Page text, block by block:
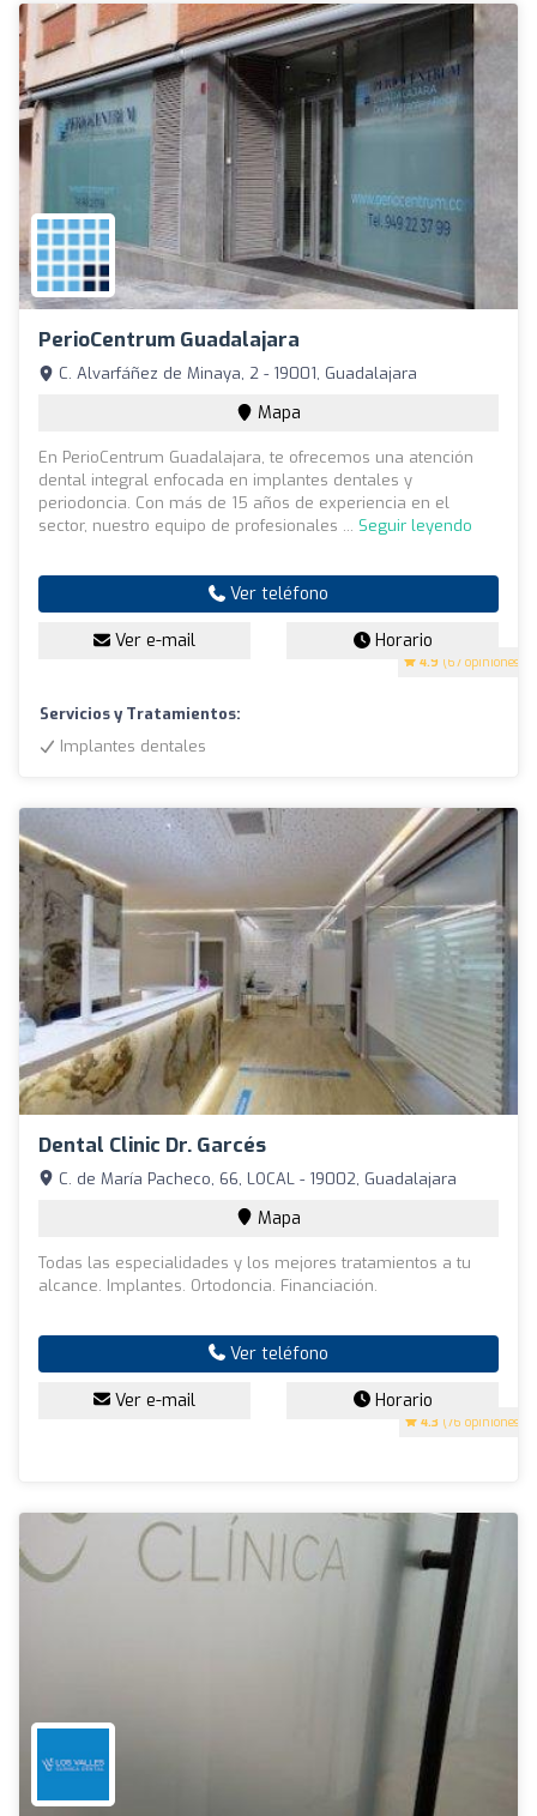
PerioCentrum Guadalajara
4.9 (67 opiniones)
C. Alvarfáñez de Minaya, 2 - 19001, Guadalajara
Mapa
En PerioCentrum Guadalajara, te ofrecemos una atención
dental integral enfocada en implantes dentales y
periodoncia. Con más de 15 años de experiencia en el
sector, nuestro equipo de profesionales ... Seguir leyendo
Ver teléfono
Ver e-mail Horario
Servicios y Tratamientos:
Implantes dentales
Dental Clinic Dr. Garcés
4.3 (76 opiniones)
C. de María Pacheco, 66, LOCAL - 19002, Guadalajara
Mapa
Todas las especialidades y los mejores tratamientos a tu
alcance. Implantes. Ortodoncia. Financiación.
Ver teléfono
Ver e-mail Horario